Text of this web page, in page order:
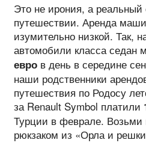
Это не ирония, а реальный
путешествии. Аренда
изумительно низкой. Так,
автомобили класса седан
евров день в середине
наши родственники
путешествия по Родосу
за Renault Symbol платили
Турции в феврале. Возьми
рюкзаком из «Орла и